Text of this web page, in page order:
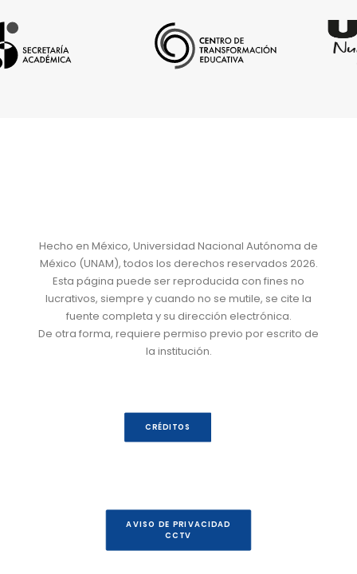
Hecho en México, Universidad Nacional Autónoma de
México (UNAM), todos los derechos reservados 2026.
Esta página puede ser reproducida con fines no
lucrativos, siempre y cuando no se mutile, se cite la
fuente completa y su dirección electrónica.
De otra forma, requiere permiso previo por escrito de
la institución.
CRÉDITOS
AVISO DE PRIVACIDAD
CCTV